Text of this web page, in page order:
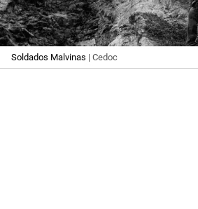
Soldados Malvinas | Cedoc